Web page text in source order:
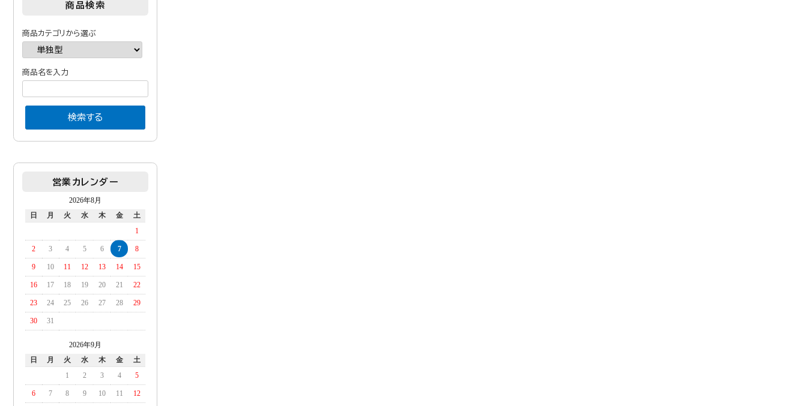
商品検索
商品カテゴリから選ぶ
商品名を入力
営業カレンダー
2026年8月
日
月 火 水 木 金
土
1
2 3 4 5 6 7 8
9 10 11 12 13 14 15
16 17 18 19 20 21 22
23 24 25 26 27 28 29
30 31
2026年9月
日
月 火 水 木 金
土
1
2 3 4 5
6 7 8 9 10 11 12